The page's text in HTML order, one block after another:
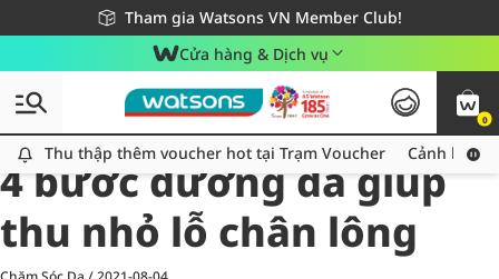
Tham gia Watsons VN Member Club!
Miễn phí giao hàng cho đơn hàng từ 249,000Đ
Giao hàng nhanh 24h - Áp dụng khu vực TP. Hồ Chí Minh
Cửa hàng & Dịch vụ
0
Thu thập thêm voucher hot tại Trạm Voucher
Thu thập thêm voucher hot tại Trạm Voucher Cảnh báo
All
Chăm Sóc Cá Nhân
4 bước dưỡng da giúp
thu nhỏ lỗ chân lông